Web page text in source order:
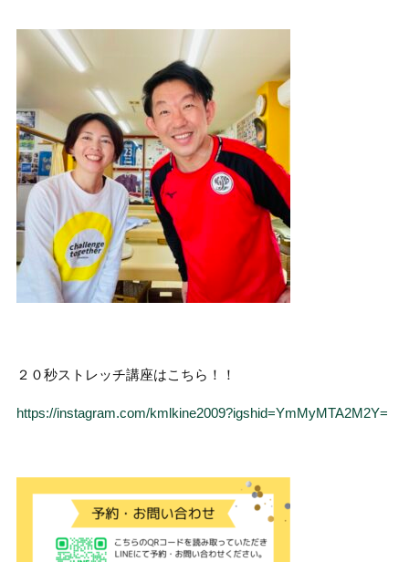
２０秒ストレッチ講座はこちら！！
https://instagram.com/kmlkine2009?igshid=YmMyMTA2M2Y=